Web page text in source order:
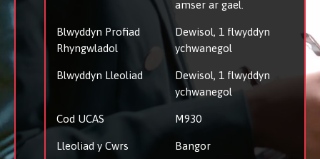
amser ar gael.
Blwyddyn Profiad
Rhyngwladol
Dewisol, 1 flwyddyn
ychwanegol
Blwyddyn Lleoliad
Dewisol, 1 flwyddyn
ychwanegol
Cod UCAS M930
Lleoliad y Cwrs Bangor